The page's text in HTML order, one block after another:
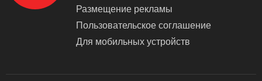
Размещение рекламы
Пользовательское соглашение
Для мобильных устройств